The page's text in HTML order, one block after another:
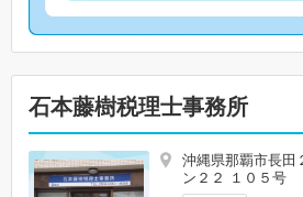
石本藤樹税理士事務所
沖縄県那覇市長田
ン２２ １０５号